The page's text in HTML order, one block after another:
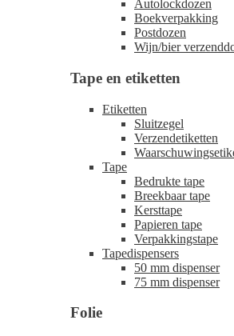
Autolockdozen
Boekverpakking
Postdozen
Wijn/bier
Tape en etiketten
Etiketten
Sluitzegel
Verzendetiketten
Tape
Bedrukte tape
Breekbaar tape
Kersttape
Papieren tape
Verpakkingstape
Tapedispensers
50 mm dispenser
75 mm dispenser
Folie